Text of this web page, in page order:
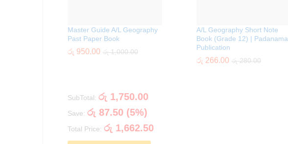
Master Guide A/L Geography
Past Paper Book
රු 950.00 රු1,000.00
A/L Geography Short Note
Book (Grade 12) | Padanama
Publication
රු 266.00 රු280.00
SubTotal: රු 1,750.00
Save: රු 87.50 (5%)
Total Price: රු 1,662.50